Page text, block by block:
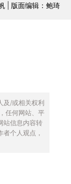
| 版面编辑：鲍琦
及/或相关权利
任何网站、平
站信息内容转
个人观点，